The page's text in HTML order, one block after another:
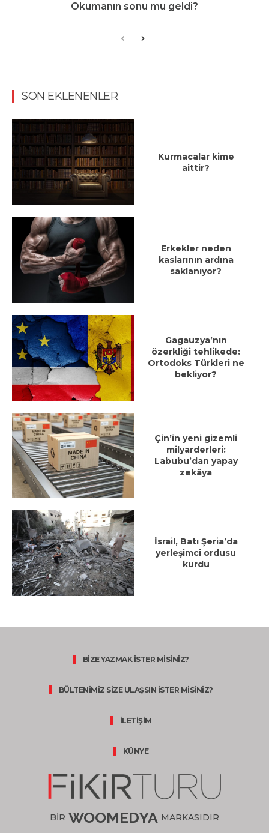
Okumanın sonu mu geldi?
SON EKLENENLER
Kurmacalar kime
aittir?
Erkekler neden
kaslarının ardına
saklanıyor?
Gagauzya’nın
özerkliği tehlikede:
Ortodoks Türkleri ne
bekliyor?
Çin’in yeni gizemli
milyarderleri:
Labubu’dan yapay
zekâya
İsrail, Batı Şeria’da
yerleşimci ordusu
kurdu
BİZE YAZMAK İSTER MİSİNİZ?
BÜLTENİMİZ SİZE ULAŞSIN İSTER MİSİNİZ?
İLETİŞİM
KÜNYE
BİR WOOMEDYA MARKASIDIR